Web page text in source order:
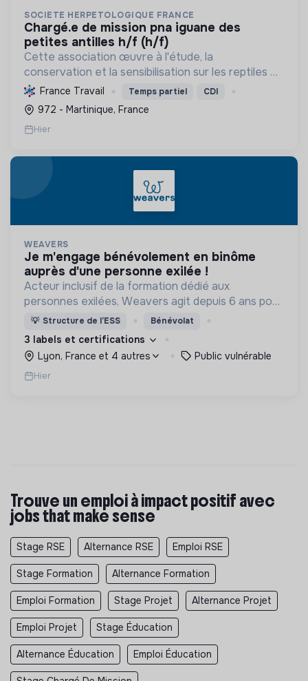
SOCIETE HERPETOLOGIQUE FRANCE
chargé.e de mission pna iguane des
petites antilles h/f (h/f)
Cette association œuvre à l'étude, la
conservation et la sensibilisation sur les reptiles et
amphibiens. Elle protège ces espèces et leurs
habitats, améliore les connaissances scientifiques
et promeut...
France Travail Temps partiel CDI
972 - Martinique, France
Hier
WEAVERS
je m'engage bénévolement en binôme
auprès d'une personne exilée !
Acteur inclusif de la formation dédié aux
personnes exilées, Weavers agit depuis 6 ans pour
construire une société accueillante et résiliente.
💡 Structure de l’ESS Bénévolat
3 labels et certifications
Lyon, France et 4 autres
Public vulnérable
Hier
Trouve un emploi à impact positif avec
jobs that make sense
Stage RSE Alternance RSE Emploi RSE
Stage Formation Alternance Formation
Emploi Formation Stage Projet Alternance Projet
Emploi Projet Stage Éducation
Alternance Éducation Emploi Éducation